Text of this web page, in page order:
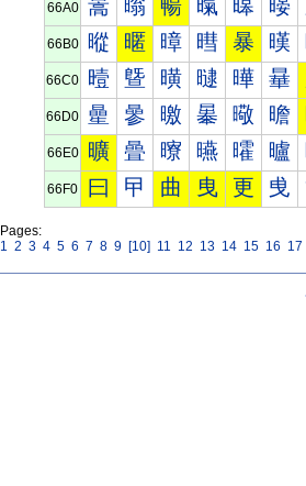
66A0 暠 暡 暢 暣 暤 暥
66B0 暰 暱 暲 暳 暴 暵
66C0 曀 曁 曂 曃 曄 曅
66D0 曐 曑 曒 曓 曔 曕
66E0 曠 曡 曢 曣 曤 曥
66F0 曰 曱 曲 曳 更 曵
Pages:
1 2 3 4 5 6 7 8 9 [10] 11 12 13 14 15 16 17